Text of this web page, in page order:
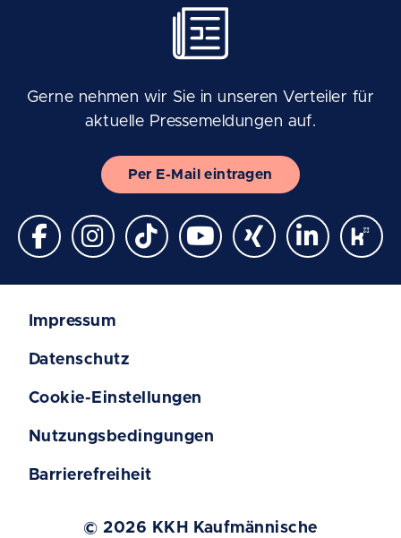
Gerne nehmen wir Sie in unseren Verteiler für
aktuelle Pressemeldungen auf.
Per E-Mail eintragen
Impressum
Datenschutz
Cookie-Einstellungen
Nutzungsbedingungen
Barrierefreiheit
© 2026 KKH Kaufmännische